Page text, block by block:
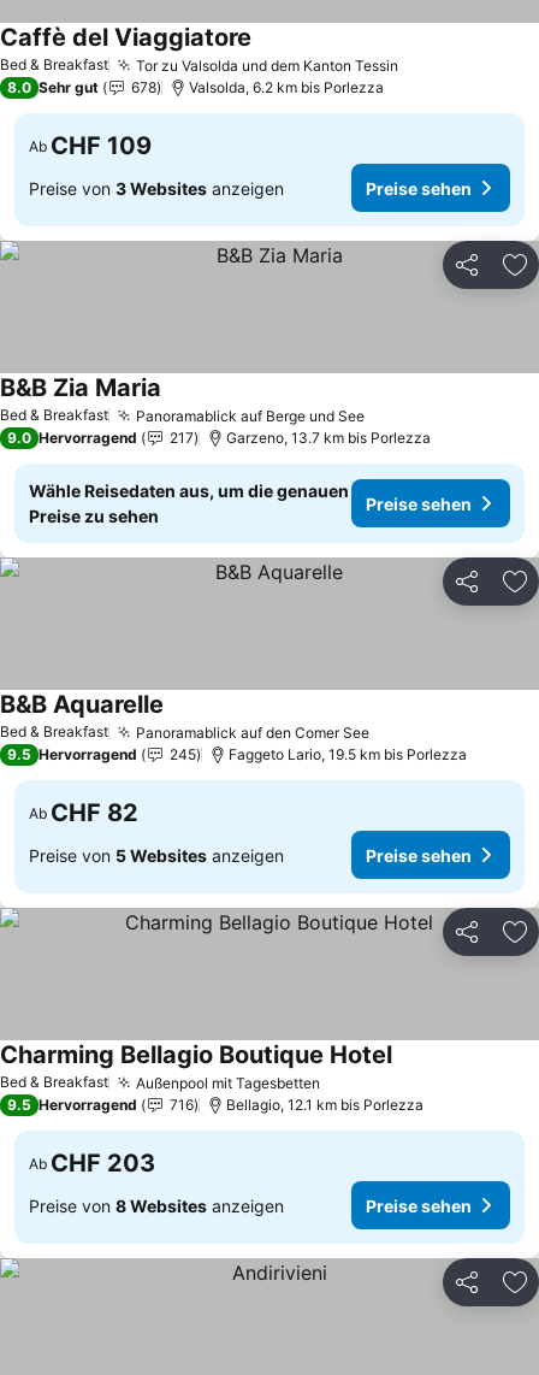
Bed & Breakfast Tor zu Valsolda und dem Kanton Tessin
Caffè del Viaggiatore
8.0 Sehr gut 678 Valsolda, 6.2 km bis Porlezza
Ab CHF 109
Preise von 3 Websites anzeigen Preise sehen
Teilen
Bed & Breakfast Panoramablick auf Berge und SeePreise sehen
B&B Zia Maria
9.0 Hervorragend 217 Garzeno, 13.7 km bis Porlezza
Wähle Reisedaten aus, um die genauen
Preise zu sehen
Preise sehen
Teilen
Bed & Breakfast Panoramablick auf den Comer SeePreise sehen
B&B Aquarelle
9.5 Hervorragend 245 Faggeto Lario, 19.5 km bis Porlezza
Ab CHF 82
Preise von 5 Websites anzeigen Preise sehen
Teilen
Bed & Breakfast Außenpool mit Tagesbetten
Charming Bellagio Boutique HotelPreise sehen
9.5 Hervorragend 716 Bellagio, 12.1 km bis Porlezza
Ab CHF 203
Preise von 8 Websites anzeigen Preise sehen
Teilen